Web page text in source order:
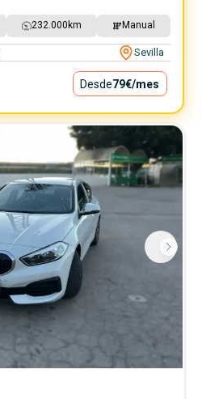
232.000 km Manual
Sevilla
Desde79€/mes